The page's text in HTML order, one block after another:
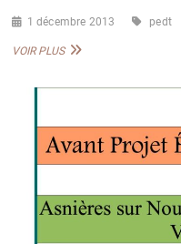
1 décembre 2013 pedt
VOIR PLUSPROJET